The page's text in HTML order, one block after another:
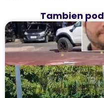
Tambien